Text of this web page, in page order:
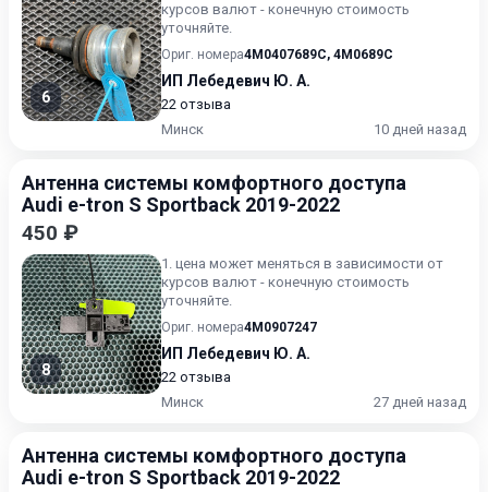
6
курсов валют - конечную стоимость
уточняйте.
Ориг. номера4M0407689C, 4M0689C
ИП Лебедевич Ю. А.
22 отзыва
Минск
10 дней назад
Антенна системы комфортного доступа
Audi e-tron S Sportback 2019-2022
450 ₽
8
1. цена может меняться в зависимости от
курсов валют - конечную стоимость
уточняйте.
Ориг. номера4M0907247
ИП Лебедевич Ю. А.
22 отзыва
Минск
27 дней назад
Антенна системы комфортного доступа
Audi e-tron S Sportback 2019-2022